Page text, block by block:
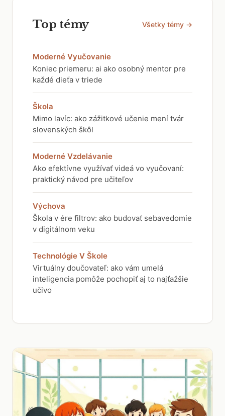
Top témy Všetky témy →
Moderné Vyučovanie
Koniec priemeru: ai ako osobný mentor pre
každé dieťa v triede
Škola
Mimo lavíc: ako zážitkové učenie mení tvár
slovenských škôl
Moderné Vzdelávanie
Ako efektívne využívať videá vo vyučovaní:
praktický návod pre učiteľov
Výchova
Škola v ére filtrov: ako budovať sebavedomie
v digitálnom veku
Technológie V Škole
Virtuálny doučovateľ: ako vám umelá
inteligencia pomôže pochopiť aj to najťažšie
učivo